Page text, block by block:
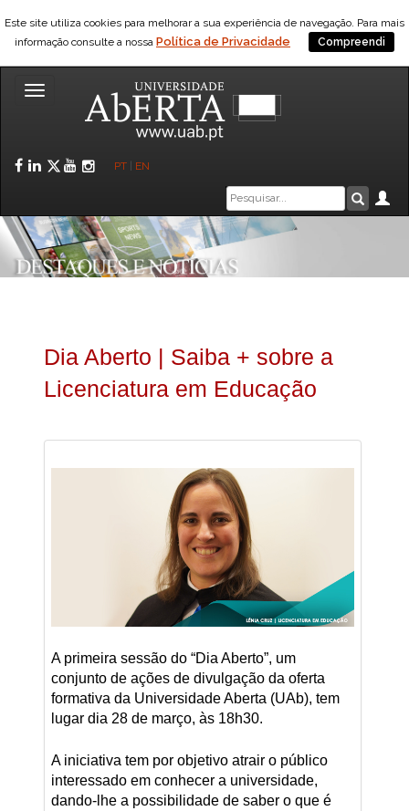
Este site utiliza cookies para melhorar a sua experiência de navegação. Para mais
informação consulte a nossa Política de Privacidade Compreendi
Toggle
Facebook
LinkedIn
Twitter
YouTube
Instagram
PT EN
Caixa
de
pesquisa
Dia Aberto | Saiba + sobre a
Licenciatura em Educação
A primeira sessão do “Dia Aberto”, um
conjunto de ações de divulgação da oferta
formativa da Universidade Aberta (UAb), tem
lugar dia 28 de março, às 18h30.
A iniciativa tem por objetivo atrair o público
interessado em conhecer a universidade,
dando-lhe a possibilidade de saber o que é